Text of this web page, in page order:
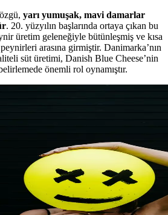
yarı yumuşak, mavi damarlar
. 20. yüzyılın başlarında ortaya çıkan bu
üretim geleneğiyle bütünleşmiş ve kısa
arasına girmiştir. Danimarka’nın
süt üretimi, Danish Blue Cheese’nin
önemli rol oynamıştır.